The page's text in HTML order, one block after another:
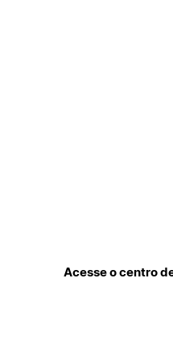
Acesse o centro